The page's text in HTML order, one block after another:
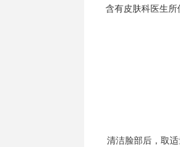
含有皮肤科医生
清洁脸部后，取